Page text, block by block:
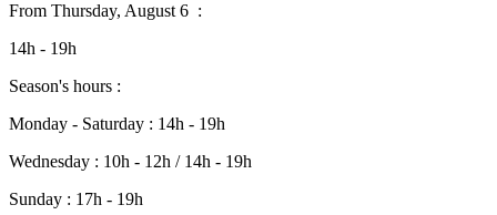
From Thursday, August 6 :
14h - 19h
Season's hours :
Monday - Saturday : 14h - 19h
Wednesday : 10h - 12h / 14h - 19h
Sunday : 17h - 19h